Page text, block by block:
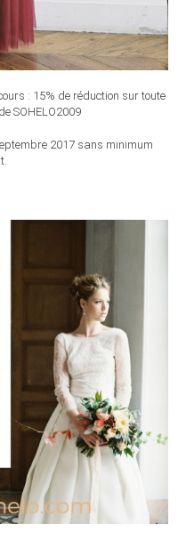
: 15% de réduction sur toute
SOHELO2009
2017 sans minimum